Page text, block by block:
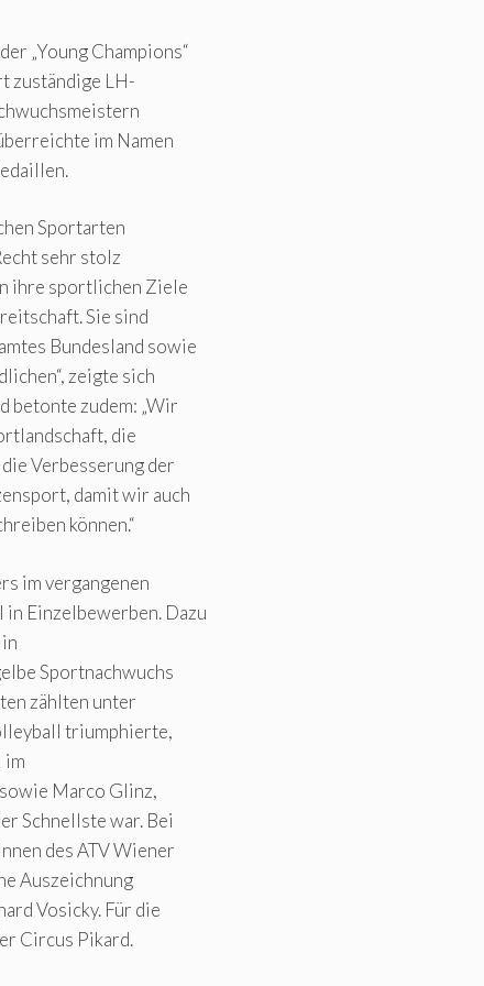
„Young Champions“
zuständige LH-
im Namen
Sportarten
sehr stolz
ihre sportlichen Ziele
Sie sind
Bundesland sowie
zeigte sich
betonte zudem: „Wir
die
Verbesserung der
damit wir auch
können.“
im vergangenen
Einzelbewerben. Dazu
Sportnachwuchs
zählten unter
triumphierte,
im
Marco Glinz,
Schnellste war. Bei
des ATV Wiener
Auszeichnung
Vosicky. Für die
Circus Pikard.